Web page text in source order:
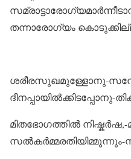
തന്നാരോഗ്യം
ശരീരസുഖമുള്ളോനു-
ദീനപ്പായിൽക്കിടപ്പോനു-
മിതഭോഗത്തിൽ